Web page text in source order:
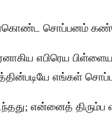
சொப்பனம்
எங்கள்
என்னைத் திரும்ப